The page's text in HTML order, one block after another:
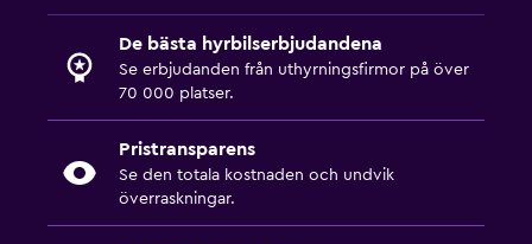
De bästa hyrbilserbjudandena
Se erbjudanden från uthyrningsfirmor på över
70 000 platser.
Pristransparens
Se den totala kostnaden och undvik
överraskningar.